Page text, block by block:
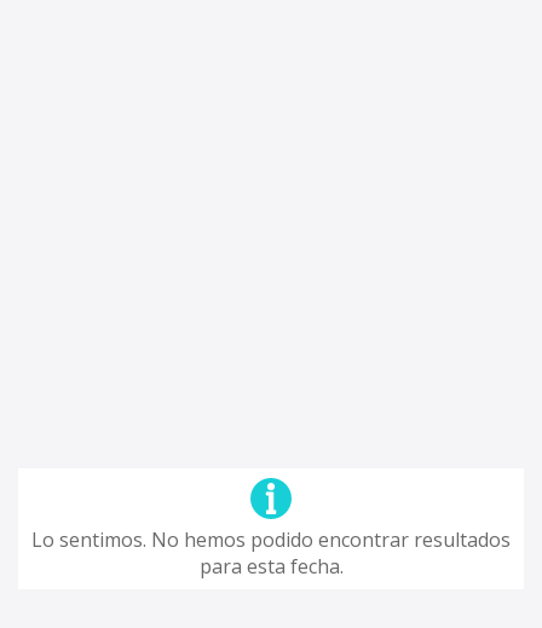
Lo sentimos. No hemos podido encontrar resultados
para esta fecha.